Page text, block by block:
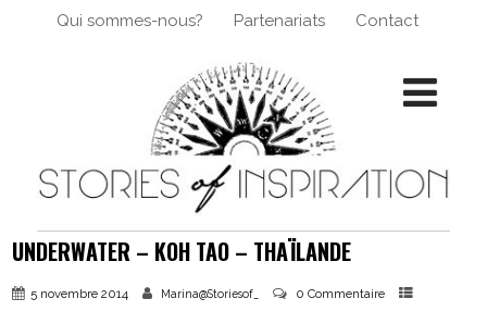
Qui sommes-nous? Partenariats Contact
UNDERWATER – KOH TAO – THAÏLANDE
5 novembre 2014 Marina@Storiesof_ 0 Commentaire